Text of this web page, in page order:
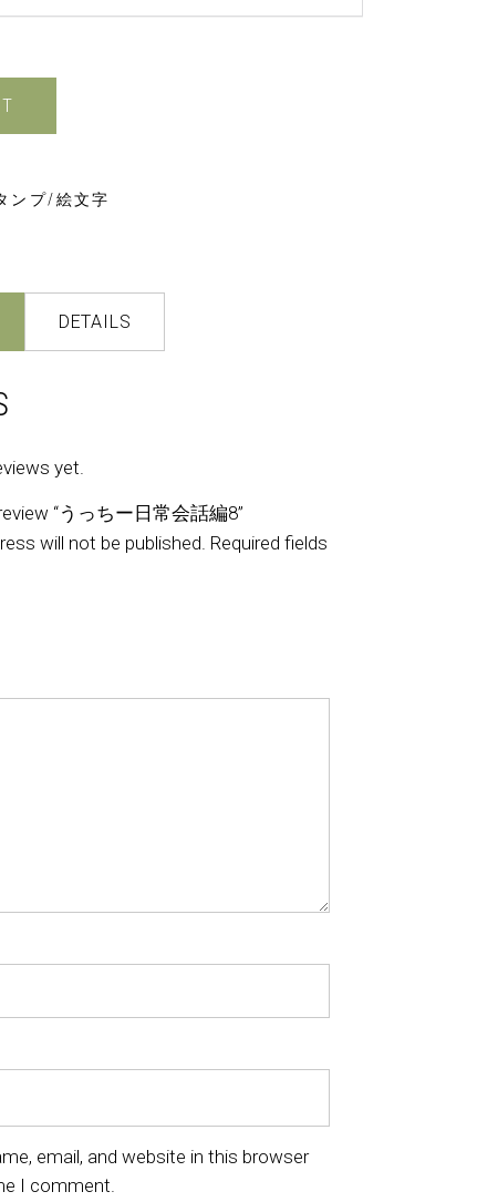
ンプ/絵文字
DETAILS
yet.
“うっちー日常会話編8”
will not be published. Required fields
email, and website in this browser
I comment.